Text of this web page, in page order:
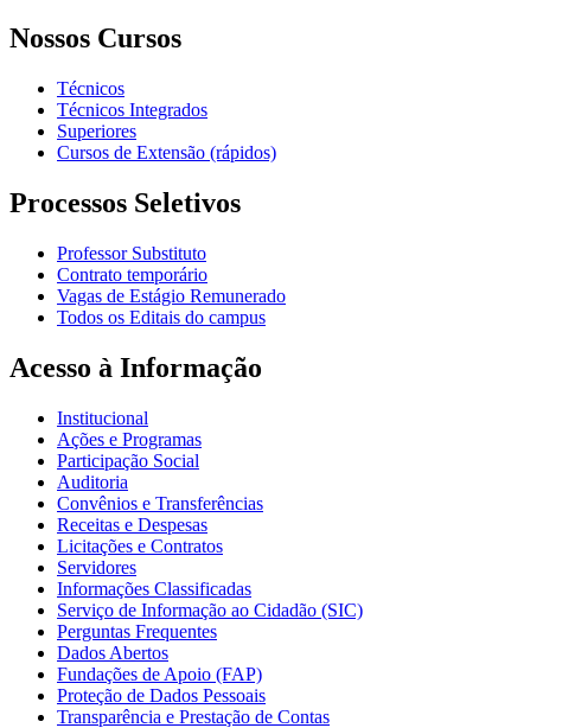
Nossos Cursos
Técnicos
Técnicos Integrados
Superiores
Cursos de Extensão (rápidos)
Processos Seletivos
Professor Substituto
Contrato temporário
Vagas de Estágio Remunerado
Todos os Editais do campus
Acesso à Informação
Institucional
Ações e Programas
Participação Social
Auditoria
Convênios e Transferências
Receitas e Despesas
Licitações e Contratos
Servidores
Informações Classificadas
Serviço de Informação ao Cidadão (SIC)
Perguntas Frequentes
Dados Abertos
Fundações de Apoio (FAP)
Proteção de Dados Pessoais
Transparência e Prestação de Contas